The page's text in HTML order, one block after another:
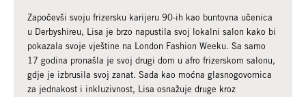
Započevši svoju frizersku karijeru 90-ih kao buntovna učenica
u Derbyshireu, Lisa je brzo napustila svoj lokalni salon kako bi
pokazala svoje vještine na London Fashion Weeku. Sa samo
17 godina pronašla je svoj drugi dom u afro frizerskom salonu,
gdje je izbrusila svoj zanat. Sada kao moćna glasnogovornica
za jednakost i inkluzivnost, Lisa osnažuje druge kroz